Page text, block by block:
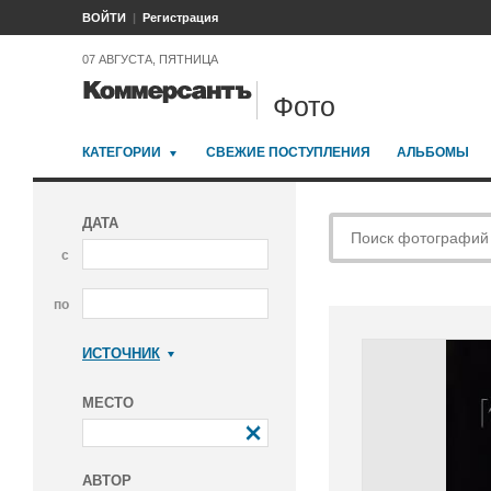
ВОЙТИ Регистрация
07 АВГУСТА, ПЯТНИЦА
Фото
КАТЕГОРИИ СВЕЖИЕ ПОСТУПЛЕНИЯ АЛЬБОМЫ
ДАТА
с
по
ИСТОЧНИК
МЕСТО
АВТОР